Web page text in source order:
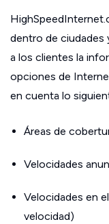
dentro de ciudades
a los clientes la
opciones de
en cuenta lo
Áreas de
Velocidades
Velocidades en
velocidad)